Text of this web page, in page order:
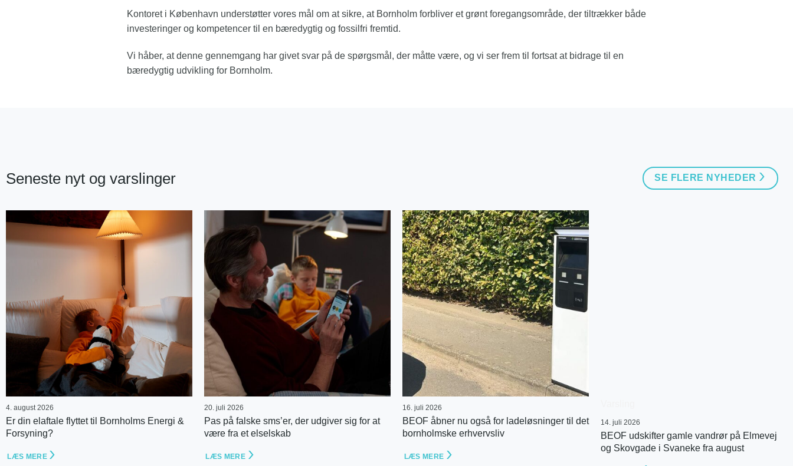
Kontoret i København understøtter vores mål om at sikre, at Bornholm forbliver et grønt foregangsområde, der tiltrækker både
investeringer og kompetencer til en bæredygtig og fossilfri fremtid.
Vi håber, at denne gennemgang har givet svar på de spørgsmål, der måtte være, og vi ser frem til fortsat at bidrage til en
bæredygtig udvikling for Bornholm.
Seneste nyt og varslinger SE FLERE NYHEDER
4. august 2026
Er din elaftale flyttet til Bornholms Energi &
Forsyning?
LÆS MERE
20. juli 2026
Pas på falske sms’er, der udgiver sig for at
være fra et elselskab
LÆS MERE
16. juli 2026
BEOF åbner nu også for ladeløsninger til det
bornholmske erhvervsliv
LÆS MERE
14. juli 2026
BEOF udskifter gamle vandrør på Elmevej
og Skovgade i Svaneke fra august